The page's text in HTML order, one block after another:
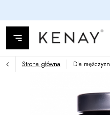
Strona główna Dla mężczyzn